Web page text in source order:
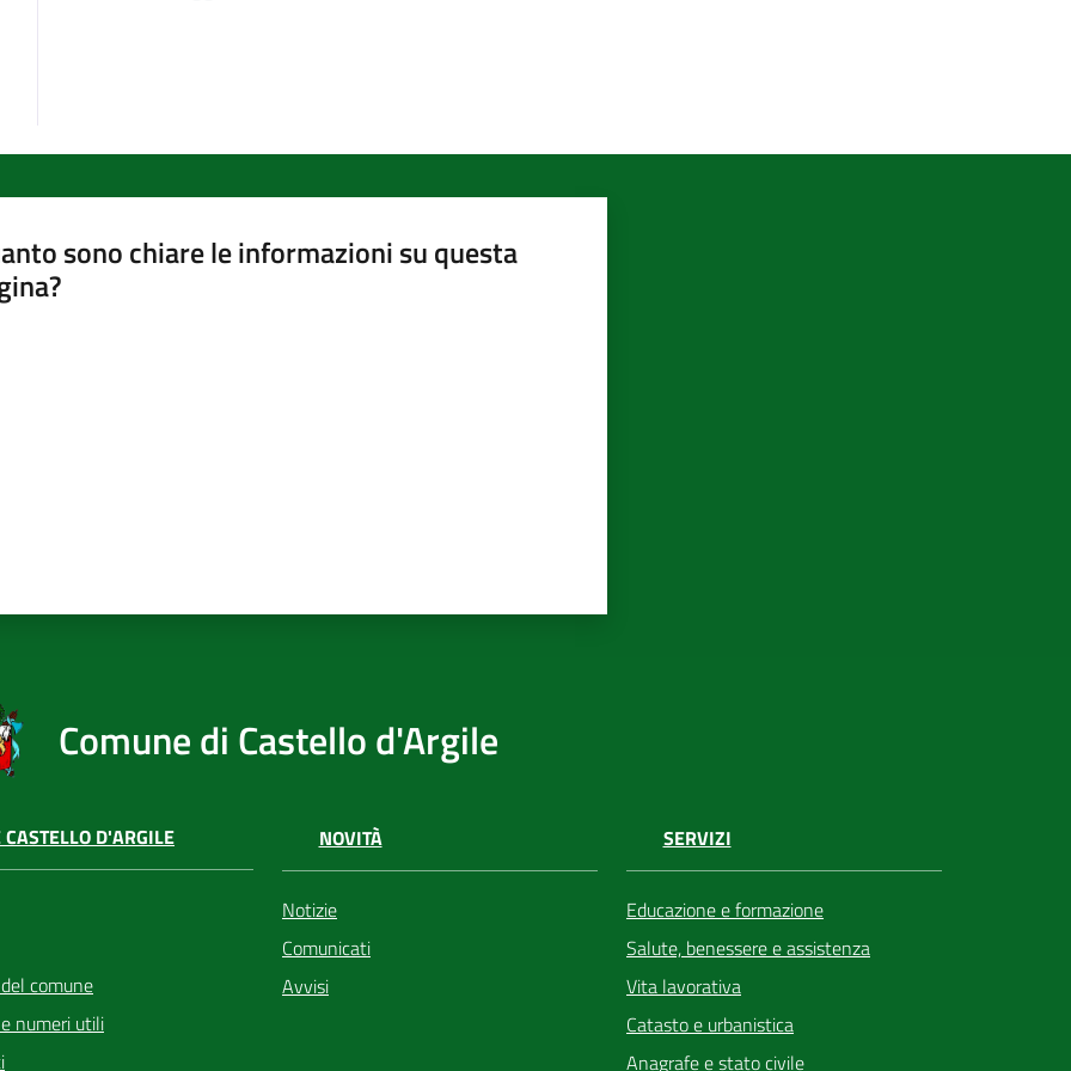
sono chiare le informazioni su questa
Comune di Castello d'Argile
D'ARGILE
comune
numeri utili
NOVITÀ
Notizie
Comunicati
Avvisi
SERVIZI
Educazione e formazione
Salute, benessere e assistenza
Vita lavorativa
Catasto e urbanistica
Anagrafe e stato civile